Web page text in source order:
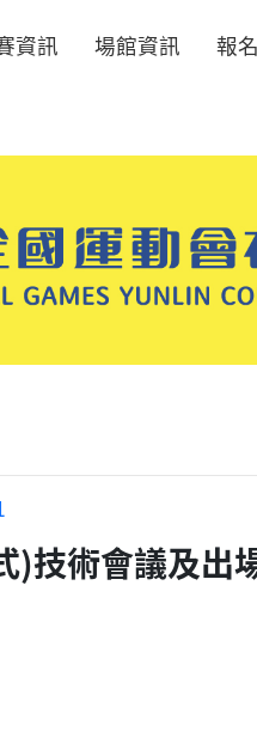
資訊 場館資訊
報
)技術會議及出